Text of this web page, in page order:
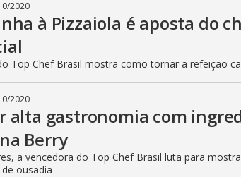
e
o
2020
à Pizzaiola é aposta do
Top Chef Brasil mostra como tornar a refeição
2020
alta gastronomia com
Berry
a vencedora do Top Chef Brasil luta para
ousadia